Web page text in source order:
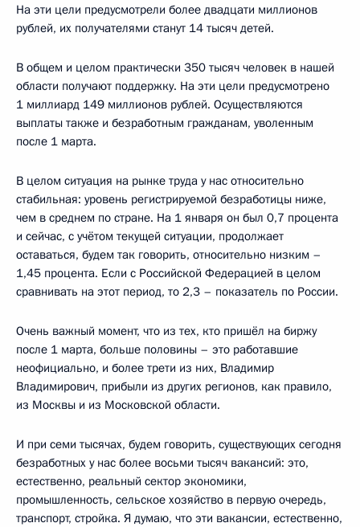
На эти цели предусмотрели более двадцати миллионов
рублей, их получателями станут 14 тысяч детей.
В общем и целом практически 350 тысяч человек в нашей
области получают поддержку. На эти цели предусмотрено
1 миллиард 149 миллионов рублей. Осуществляются
выплаты также и безработным гражданам, уволенным
после 1 марта.
В целом ситуация на рынке труда у нас относительно
стабильная: уровень регистрируемой безработицы ниже,
чем в среднем по стране. На 1 января он был 0,7 процента
и сейчас, с учётом текущей ситуации, продолжает
оставаться, будем так говорить, относительно низким –
1,45 процента. Если с Российской Федерацией в целом
сравнивать на этот период, то 2,3 – показатель по России.
Очень важный момент, что из тех, кто пришёл на биржу
после 1 марта, больше половины – это работавшие
неофициально, и более трети из них, Владимир
Владимирович, прибыли из других регионов, как правило,
из Москвы и из Московской области.
И при семи тысячах, будем говорить, существующих сегодня
безработных у нас более восьми тысяч вакансий: это,
естественно, реальный сектор экономики,
промышленность, сельское хозяйство в первую очередь,
транспорт, стройка. Я думаю, что эти вакансии, естественно,